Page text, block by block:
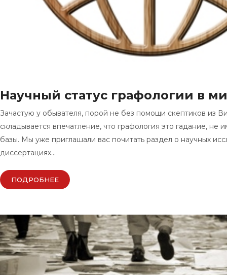
Научный статус графологии в
Зачастую у обывателя, порой не без помощи скептиков из
складывается впечатление, что графология это гадание, не
базы. Мы уже приглашали вас почитать раздел о научных
диссертациях…
ПОДРОБНЕЕ